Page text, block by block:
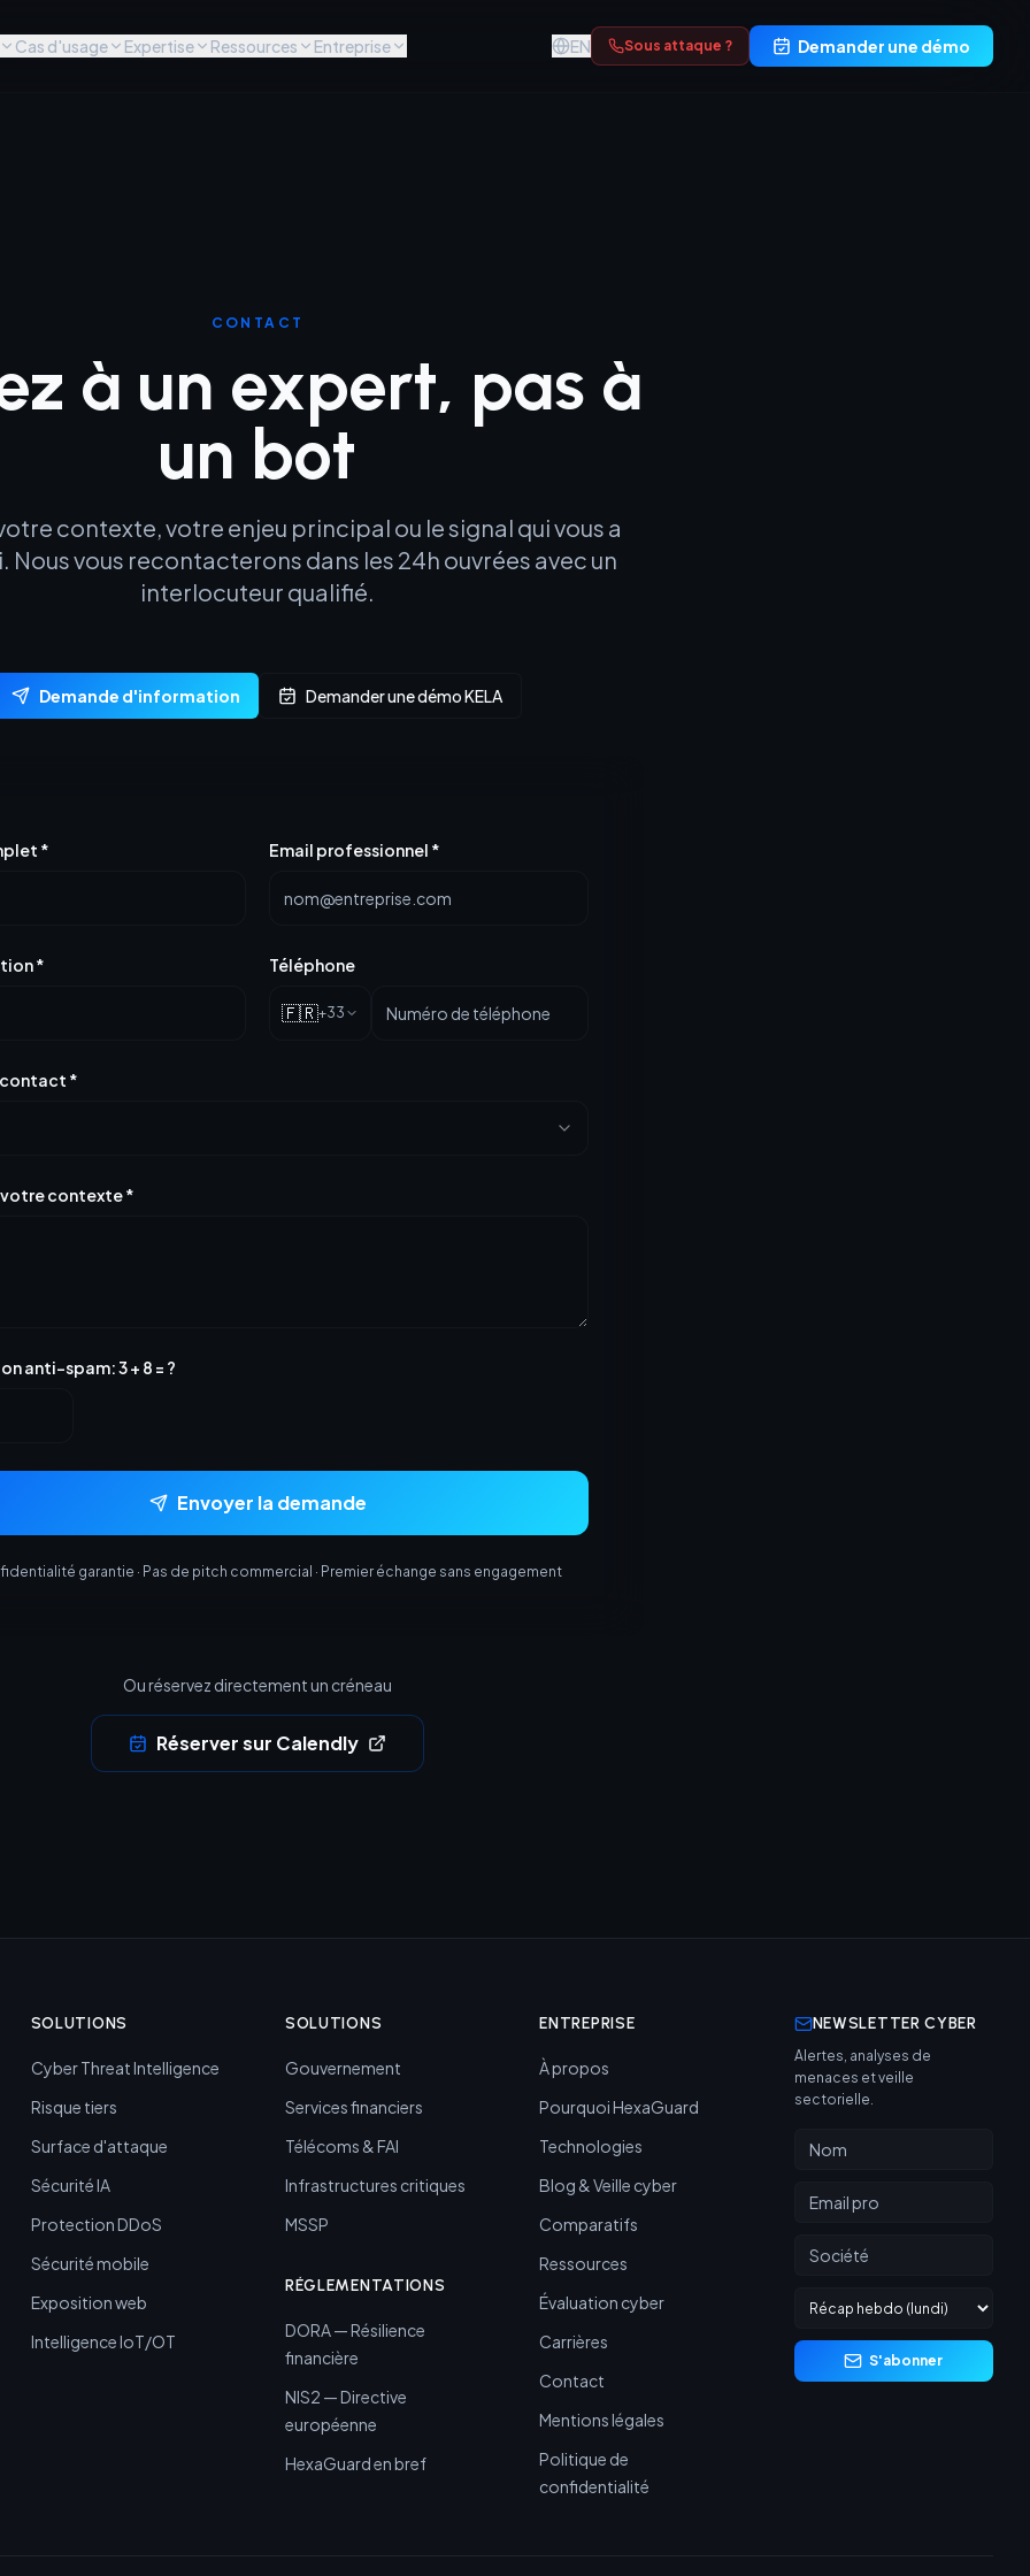
Cas d'usage Expertise Ressources Entreprise EN Sous attaque ? Demander une démo
CONTACT
à un expert, pas à
un bot
contexte, votre enjeu principal ou le signal qui vous a
Nous vous recontacterons dans les 24h ouvrées avec un
interlocuteur qualifié.
Demande d'information Demander une démo KELA
* Email professionnel *
* Téléphone
🇫🇷+33
*
contexte*
anti-spam:3+ 8 = ?
Envoyer la demande
garantie · Pas de pitch commercial · Premier échange sans engagement
Ou réservez directement un créneau
Réserver sur Calendly
SOLUTIONS
Cyber Threat Intelligence
Risque tiers
Surface d'attaque
Sécurité IA
Protection DDoS
Sécurité mobile
Exposition web
Intelligence IoT/OT
SOLUTIONS
Gouvernement
Services financiers
Télécoms & FAI
Infrastructures critiques
MSSP
RÉGLEMENTATIONS
DORA — Résilience
financière
NIS2 — Directive
européenne
HexaGuard en bref
ENTREPRISE
À propos
Pourquoi HexaGuard
Technologies
Blog & Veille cyber
Comparatifs
Ressources
Évaluation cyber
Carrières
Contact
Mentions légales
Politique de
confidentialité
NEWSLETTER CYBER
Alertes, analyses de
menaces et veille
sectorielle.
S'abonner